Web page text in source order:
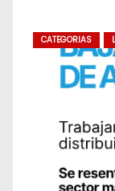
CATEGORIAS